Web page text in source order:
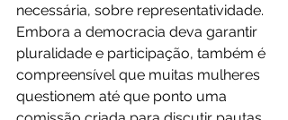
necessária, sobre representatividade.
Embora a democracia deva garantir
pluralidade e participação, também é
compreensível que muitas mulheres
questionem até que ponto uma